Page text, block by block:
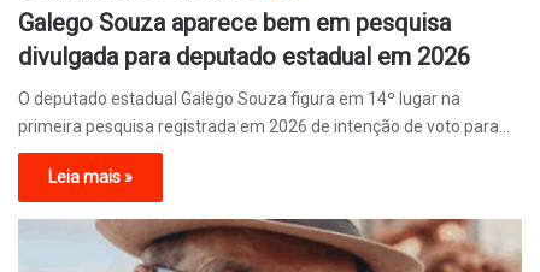
Galego Souza aparece bem em pesquisa
divulgada para deputado estadual em 2026
O deputado estadual Galego Souza figura em 14º lugar na
primeira pesquisa registrada em 2026 de intenção de voto para…
Leia mais »